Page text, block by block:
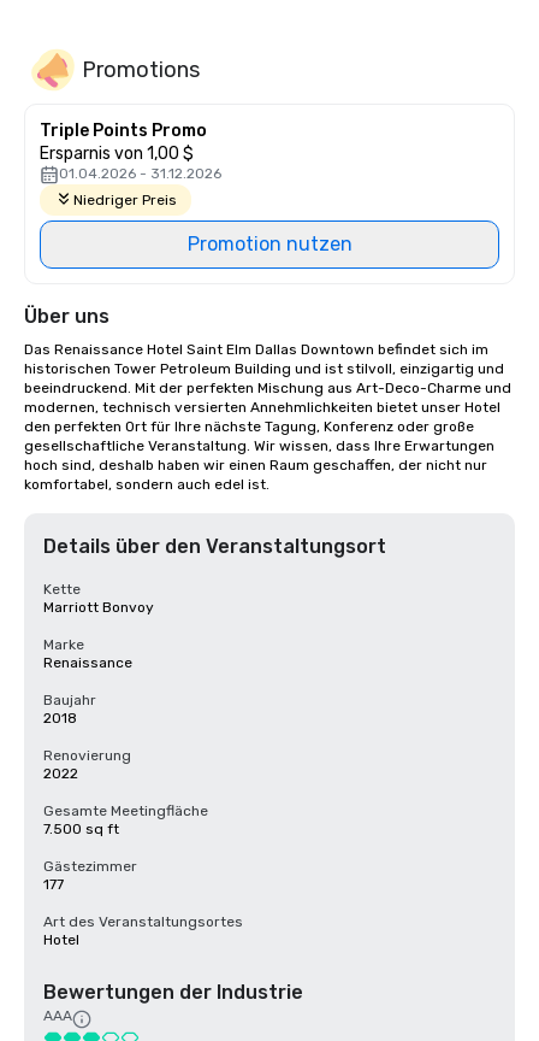
Promotions
Triple Points Promo
Ersparnis von 1,00 $
01.04.2026 - 31.12.2026
Niedriger Preis
Promotion nutzen
Über uns
Das Renaissance Hotel Saint Elm Dallas Downtown befindet sich im
historischen Tower Petroleum Building und ist stilvoll, einzigartig und
beeindruckend. Mit der perfekten Mischung aus Art-Deco-Charme und
modernen, technisch versierten Annehmlichkeiten bietet unser Hotel
den perfekten Ort für Ihre nächste Tagung, Konferenz oder große
gesellschaftliche Veranstaltung. Wir wissen, dass Ihre Erwartungen
hoch sind, deshalb haben wir einen Raum geschaffen, der nicht nur
komfortabel, sondern auch edel ist.
Details über den Veranstaltungsort
Kette
Marriott Bonvoy
Marke
Renaissance
Baujahr
2018
Renovierung
2022
Gesamte Meetingfläche
7.500 sq ft
Gästezimmer
177
Art des Veranstaltungsortes
Hotel
Bewertungen der Industrie
AAA